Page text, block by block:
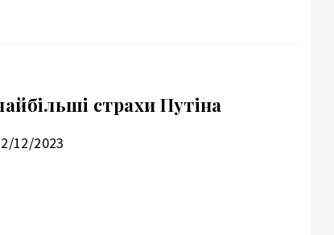
страхи Путіна
12/2023